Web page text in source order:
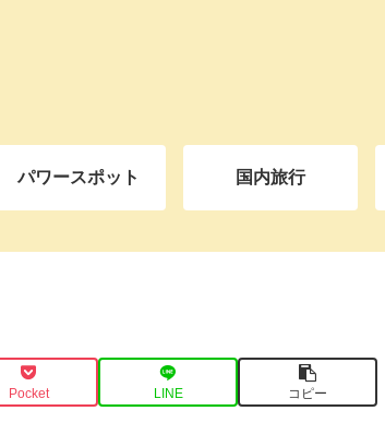
パワースポット 国内旅行
Pocket LINE コピー